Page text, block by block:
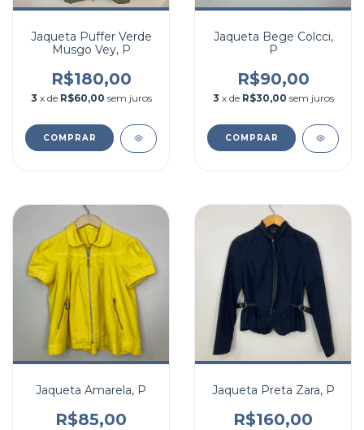
Jaqueta Puffer Verde
Musgo Vey, P
R$180,00
3 x de R$60,00 sem juros
COMPRAR
Jaqueta Bege Colcci,
P
R$90,00
3 x de R$30,00 sem juros
COMPRAR
Jaqueta Amarela, P
R$85,00
Jaqueta Preta Zara, P
R$160,00